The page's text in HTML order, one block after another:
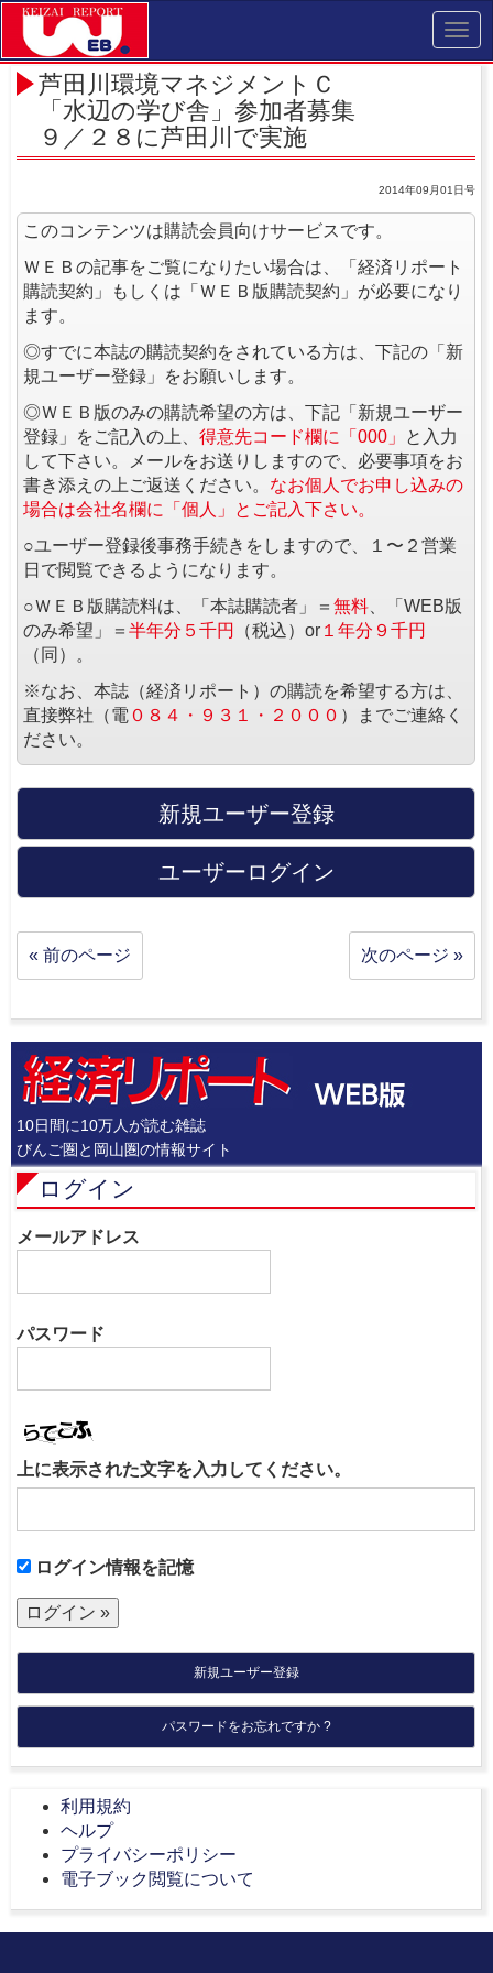
芦田川環境マネジメントＣ
「水辺の学び舎」参加者募集
９／２８に芦田川で実施
2014年09月01日号
このコンテンツは購読会員向けサービスです。
ＷＥＢの記事をご覧になりたい場合は、「経済リポート
購読契約」もしくは「ＷＥＢ版購読契約」が必要になり
ます。
◎すでに本誌の購読契約をされている方は、下記の「新
規ユーザー登録」をお願いします。
◎ＷＥＢ版のみの購読希望の方は、下記「新規ユーザー
登録」をご記入の上、 得意先コード欄に「000」
と入力
して下さい。メールをお送りしますので、必要事項をお
書き添えの上ご返送ください。 なお個人でお申し込みの
場合は会社名欄に「個人」とご記入下さい。
○ユーザー登録後事務手続きをしますので、１〜２営業
日で閲覧できるようになります。
○ＷＥＢ版購読料は、「本誌購読者」＝ 無料 、「WEB版
のみ希望」＝ 半年分５千円 （税込）or １年分９千円
（同）。
※なお、本誌（経済リポート）の購読を希望する方は、
直接弊社（電 ０８４・９３１・２０００ ）までご連絡く
ださい。
新規ユーザー登録
ユーザーログイン
« 前のページ 次のページ »
10日間に10万人が読む雑誌
びんご圏と岡山圏の情報サイト
ログイン
メールアドレス
パスワード
上に表示された文字を入力してください。
ログイン情報を記憶
新規ユーザー登録
パスワードをお忘れですか ?
利用規約
ヘルプ
プライバシーポリシー
電子ブック閲覧について